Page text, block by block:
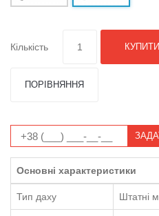
Кількість КУПИТИ
ПОРІВНЯННЯ
Основні характеристики
Тип даху Штатні